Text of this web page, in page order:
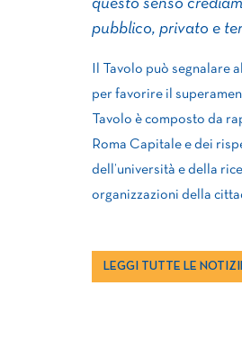
questo senso
pubblico, privato e
Il Tavolo può segnalare
per favorire il
Tavolo è composto da
Roma Capitale e dei
dell’università e della
organizzazioni della
LEGGI TUTTE LE